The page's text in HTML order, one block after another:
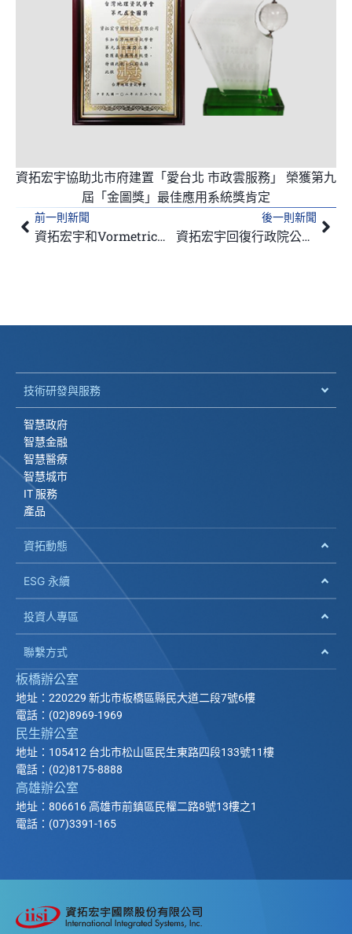
資拓宏宇協助北市府建置「愛台北 市政雲服務」 榮獲第九
屆「金圖獎」最佳應用系統獎肯定
上一頁
前一則新聞
資拓宏宇和Vormetric攜手提倡以資料保護為中心的 資安新思維，獲得2013亞太資安論壇熱烈回響
後一則新聞
資拓宏宇回復行政院公共工程委員會函稿
下
技術研發與服務
智慧政府
智慧金融
智慧醫療
智慧城市
IT 服務
產品
資拓動態
ESG 永續
投資人專區
聯繫方式
板橋辦公室
地址：220229 新北市板橋區縣民大道二段7號6樓
電話：(02)8969-1969
民生辦公室
地址：105412 台北市松山區民生東路四段133號11樓
電話：(02)8175-8888
高雄辦公室
地址：806616 高雄市前鎮區民權二路8號13樓之1
電話：(07)3391-165